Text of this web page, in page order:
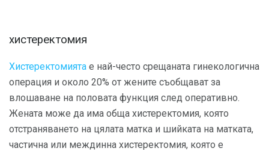
хистеректомия
Хистеректомията е най-често срещаната гинекологична
операция и около 20% от жените съобщават за
влошаване на половата функция след оперативно.
Жената може да има обща хистеректомия, която
отстраняването на цялата матка и шийката на матката,
частична или междинна хистеректомия, която е